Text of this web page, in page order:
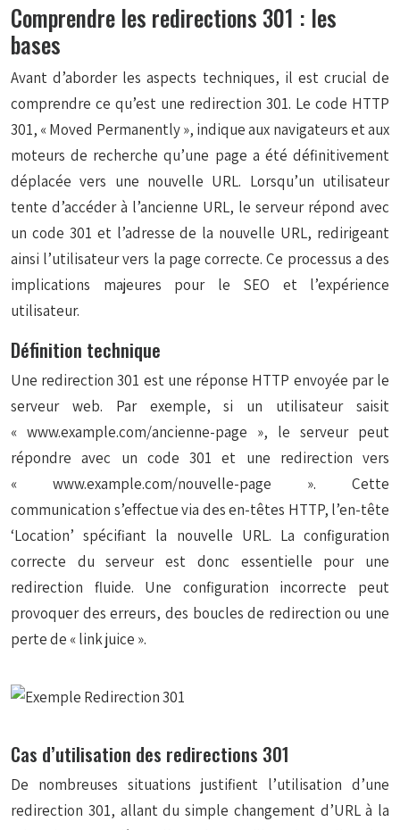
Comprendre les redirections 301 : les
bases
Avant d’aborder les aspects techniques, il est crucial de
comprendre ce qu’est une redirection 301. Le code HTTP
301, « Moved Permanently », indique aux navigateurs et aux
moteurs de recherche qu’une page a été définitivement
déplacée vers une nouvelle URL. Lorsqu’un utilisateur
tente d’accéder à l’ancienne URL, le serveur répond avec
un code 301 et l’adresse de la nouvelle URL, redirigeant
ainsi l’utilisateur vers la page correcte. Ce processus a des
implications majeures pour le SEO et l’expérience
utilisateur.
Définition technique
Une redirection 301 est une réponse HTTP envoyée par le
serveur web. Par exemple, si un utilisateur saisit
« www.example.com/ancienne-page », le serveur peut
répondre avec un code 301 et une redirection vers
« www.example.com/nouvelle-page ». Cette
communication s’effectue via des en-têtes HTTP, l’en-tête
‘Location’ spécifiant la nouvelle URL. La configuration
correcte du serveur est donc essentielle pour une
redirection fluide. Une configuration incorrecte peut
provoquer des erreurs, des boucles de redirection ou une
perte de « link juice ».
Cas d’utilisation des redirections 301
De nombreuses situations justifient l’utilisation d’une
redirection 301, allant du simple changement d’URL à la